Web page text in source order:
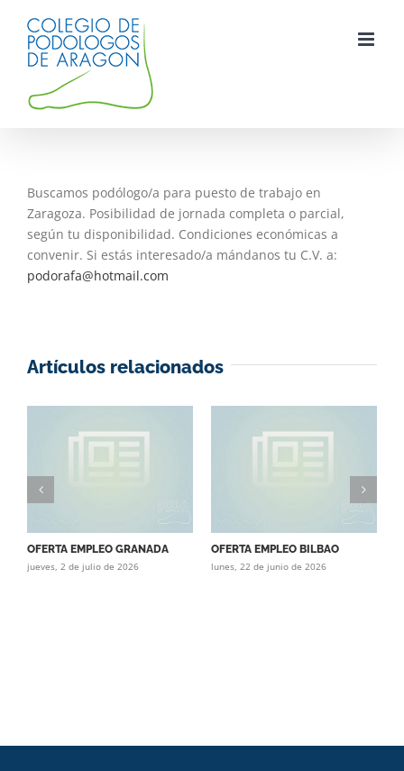
contenido
Buscamos podólogo/a para puesto de trabajo en
Zaragoza. Posibilidad de jornada completa o parcial,
según tu disponibilidad. Condiciones económicas a
convenir. Si estás interesado/a mándanos tu C.V. a:
podorafa@hotmail.com
Artículos relacionados
OFERTA EMPLEO GRANADA
jueves, 2 de julio de 2026
OFERTA EMPLEO BILBAO
lunes, 22 de junio de 2026